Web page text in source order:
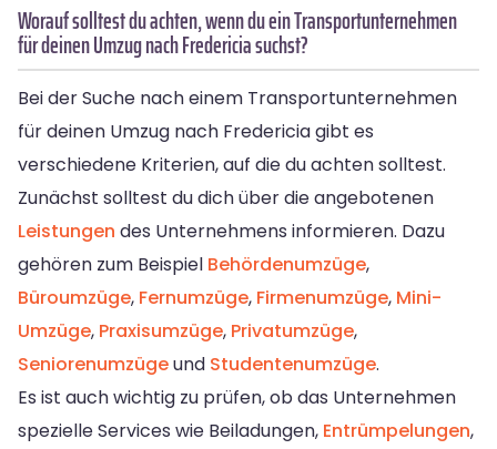
Worauf solltest du achten, wenn du ein Transportunternehmen
für deinen Umzug nach Fredericia suchst?
Bei der Suche nach einem Transportunternehmen
für deinen Umzug nach Fredericia gibt es
verschiedene Kriterien, auf die du achten solltest.
Zunächst solltest du dich über die angebotenen
Leistungen des Unternehmens informieren. Dazu
gehören zum Beispiel Behördenumzüge,
Büroumzüge, Fernumzüge, Firmenumzüge, Mini-
Umzüge, Praxisumzüge, Privatumzüge,
Seniorenumzügeund Studentenumzüge.
Es ist auch wichtig zu prüfen, ob das Unternehmen
spezielle Services wie Beiladungen, Entrümpelungen,